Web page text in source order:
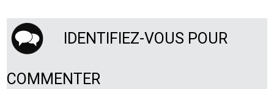
IDENTIFIEZ-VOUS POUR
COMMENTER